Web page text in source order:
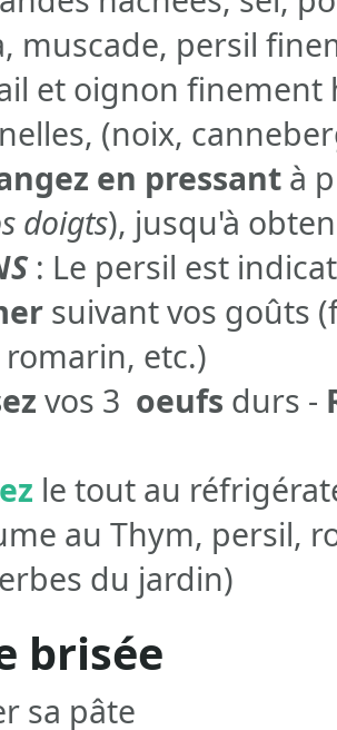
muscade, persil
et oignon finement
(noix,
en pressant à
doigts), jusqu'à
: Le persil est
suivant vos goûts
etc.)
vos 3 oeufs durs -
le tout au
au Thym, persil,
du jardin)
brisée
sa pâte